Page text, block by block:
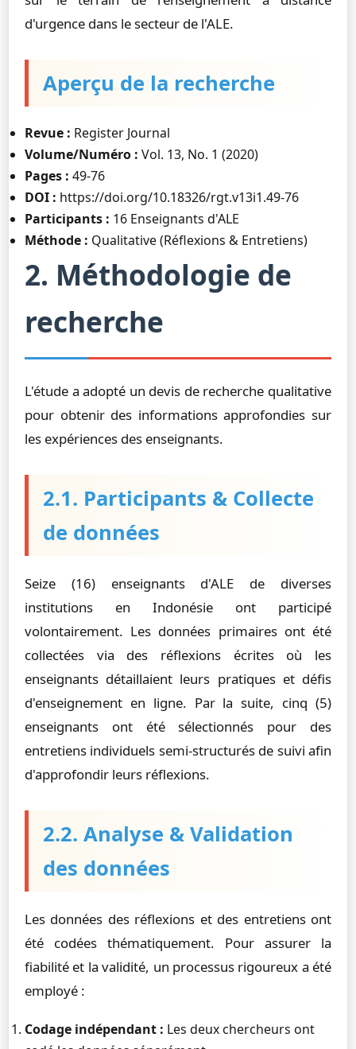
d'urgence dans le secteur de l'ALE.
Aperçu de la recherche
Revue : Register Journal
Volume/Numéro : Vol. 13, No. 1 (2020)
Pages : 49-76
DOI : https://doi.org/10.18326/rgt.v13i1.49-76
Participants : 16 Enseignants d'ALE
Méthode : Qualitative (Réflexions & Entretiens)
2. Méthodologie de
recherche
L'étude a adopté un devis de recherche qualitative
pour obtenir des informations approfondies sur
les expériences des enseignants.
2.1. Participants & Collecte
de données
Seize (16) enseignants d'ALE de diverses
institutions en Indonésie ont participé
volontairement. Les données primaires ont été
collectées via des réflexions écrites où les
enseignants détaillaient leurs pratiques et défis
d'enseignement en ligne. Par la suite, cinq (5)
enseignants ont été sélectionnés pour des
entretiens individuels semi-structurés de suivi afin
d'approfondir leurs réflexions.
2.2. Analyse & Validation
des données
Les données des réflexions et des entretiens ont
été codées thématiquement. Pour assurer la
fiabilité et la validité, un processus rigoureux a été
employé :
Codage indépendant : Les deux chercheurs ont